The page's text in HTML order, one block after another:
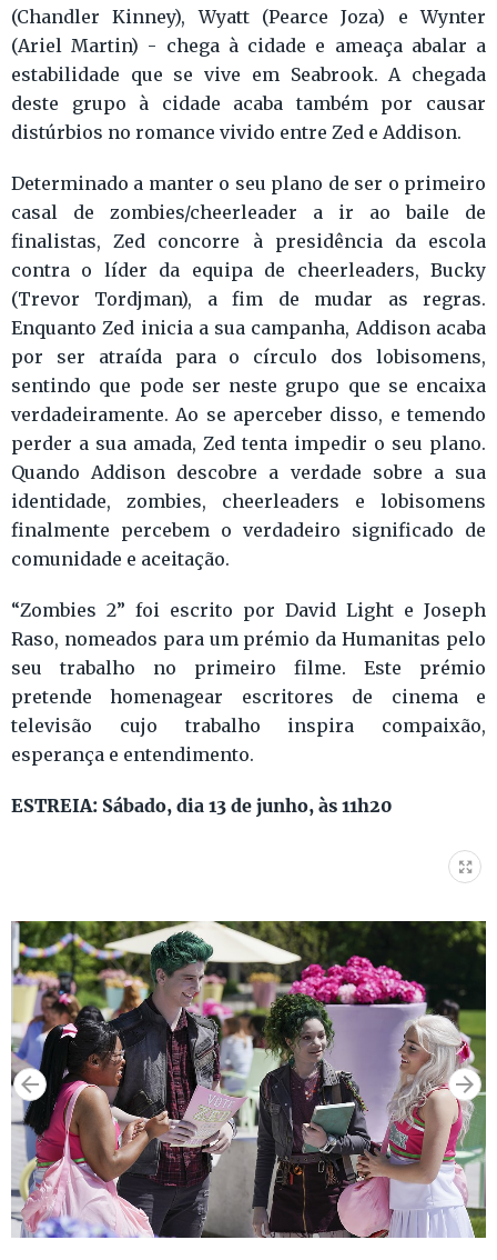
(Chandler Kinney), Wyatt (Pearce Joza) e Wynter
(Ariel Martin) - chega à cidade e ameaça abalar a
estabilidade que se vive em Seabrook. A chegada
deste grupo à cidade acaba também por causar
distúrbios no romance vivido entre Zed e Addison.
Determinado a manter o seu plano de ser o primeiro
casal de zombies/cheerleader a ir ao baile de
finalistas, Zed concorre à presidência da escola
contra o líder da equipa de cheerleaders, Bucky
(Trevor Tordjman), a fim de mudar as regras.
Enquanto Zed inicia a sua campanha, Addison acaba
por ser atraída para o círculo dos lobisomens,
sentindo que pode ser neste grupo que se encaixa
verdadeiramente. Ao se aperceber disso, e temendo
perder a sua amada, Zed tenta impedir o seu plano.
Quando Addison descobre a verdade sobre a sua
identidade, zombies, cheerleaders e lobisomens
finalmente percebem o verdadeiro significado de
comunidade e aceitação.
“Zombies 2” foi escrito por David Light e Joseph
Raso, nomeados para um prémio da Humanitas pelo
seu trabalho no primeiro filme. Este prémio
pretende homenagear escritores de cinema e
televisão cujo trabalho inspira compaixão,
esperança e entendimento.
ESTREIA: Sábado, dia 13 de junho, às 11h20